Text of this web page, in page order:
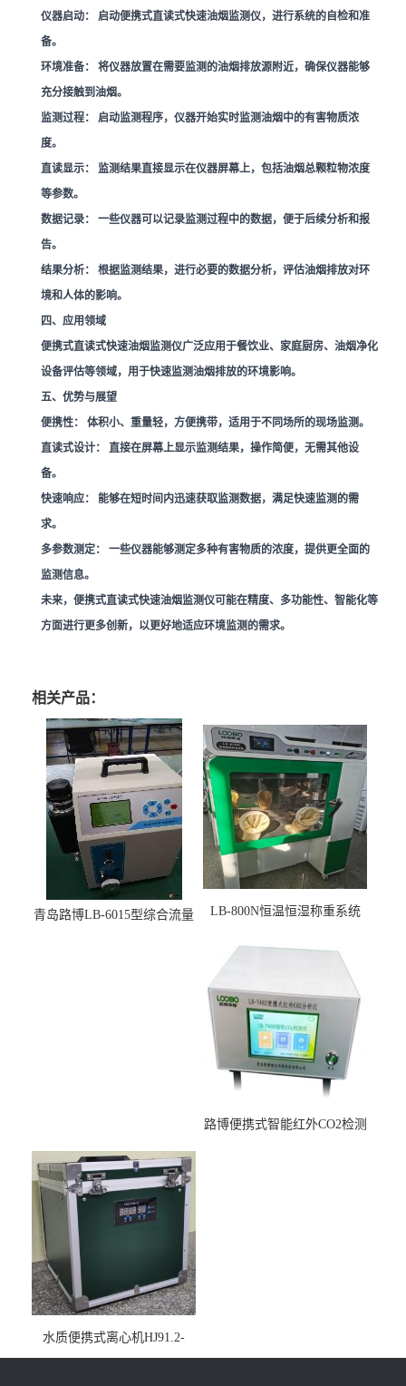
仪器启动：
启动便携式直读式快速油烟监测仪，进行系统的自检和准
备。
环境准备：
将仪器放置在需要监测的油烟排放源附近，确保仪器能够
充分接触到油烟。
监测过程：
启动监测程序，仪器开始实时监测油烟中的有害物质浓
度。
直读显示：
监测结果直接显示在仪器屏幕上，包括油烟总颗粒物浓度
等参数。
数据记录：
一些仪器可以记录监测过程中的数据，便于后续分析和报
告。
结果分析：
根据监测结果，进行必要的数据分析，评估油烟排放对环
境和人体的影响。
四、应用领域
便携式直读式快速油烟监测仪广泛应用于餐饮业、家庭厨房、油烟净化
设备评估等领域，用于快速监测油烟排放的环境影响。
五、优势与展望
便携性：
体积小、重量轻，方便携带，适用于不同场所的现场监测。
直读式设计：
直接在屏幕上显示监测结果，操作简便，无需其他设
备。
快速响应：
能够在短时间内迅速获取监测数据，满足快速监测的需
求。
多参数测定：
一些仪器能够测定多种有害物质的浓度，提供更全面的
监测信息。
未来，便携式直读式快速油烟监测仪可能在精度、多功能性、智能化等
方面进行更多创新，以更好地适应环境监测的需求。
相关产品：
青岛路博LB-6015型综合流量
LB-800N恒温恒湿称重系统
路博便携式智能红外CO2检测
水质便携式离心机HJ91.2-
2022地表水总磷监测内置有